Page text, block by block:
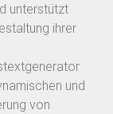
unterstützt
ihrer
und
von